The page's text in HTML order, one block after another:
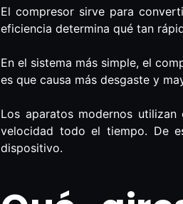
El compresor sirve para
eficiencia determina qué tan
En el sistema más simple, el
es que causa más desgaste y
Los aparatos modernos
velocidad todo el tiempo. De
dispositivo.